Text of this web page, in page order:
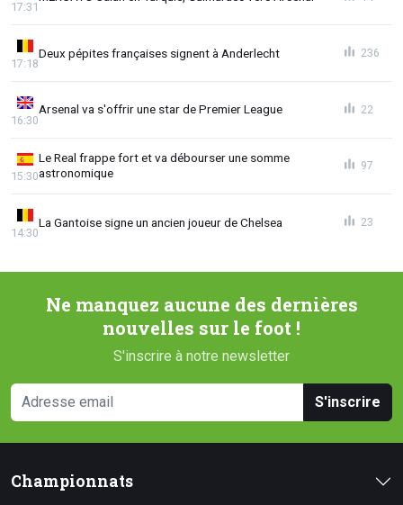
17:31
Deux pépites françaises signent à Anderlecht
17:18
236
Arsenal va s'offrir une star de Premier League
16:30
22
Le Real frappe fort et va débourser une somme
astronomique
15:30
97
La Gantoise signe un ancien joueur de Chelsea
14:30
23
Ne manquez aucune des dernières
nouvelles sur le foot !
S'inscrire à notre newsletter
S'inscrire
Championnats